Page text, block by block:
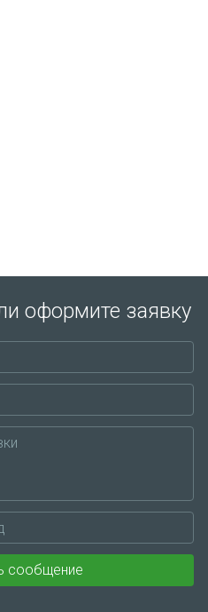
оформите заявку
сообщение